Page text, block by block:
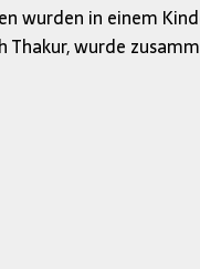
wurden in einem
Thakur, wurde